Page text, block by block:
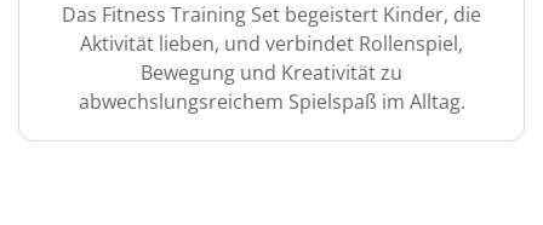
Das Fitness Training Set begeistert Kinder, die
Aktivität lieben, und verbindet Rollenspiel,
Bewegung und Kreativität zu
abwechslungsreichem Spielspaß im Alltag.